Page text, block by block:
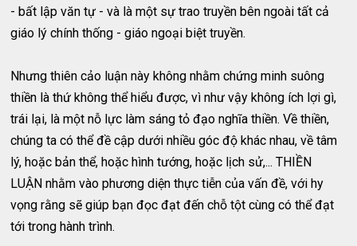
- bất lập văn tự - và là một sự trao truyền bên ngoài tất cả
giáo lý chính thống - giáo ngoại biệt truyền.
Nhưng thiên cảo luận này không nhằm chứng minh suông
thiền là thứ không thể hiểu được, vì như vậy không ích lợi gì,
trái lại, là một nỗ lực làm sáng tỏ đạo nghĩa thiền. Về thiền,
chúng ta có thể đề cập dưới nhiều góc độ khác nhau, về tâm
lý, hoặc bản thể, hoặc hình tướng, hoặc lịch sử,... THIỀN
LUẬN nhằm vào phương diện thực tiễn của vấn đề, với hy
vọng rằng sẽ giúp bạn đọc đạt đến chỗ tột cùng có thể đạt
tới trong hành trình.